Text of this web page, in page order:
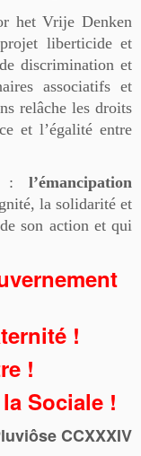
het Vrije Denken
liberticide et
discrimination et
associatifs et
relâche les droits
et l’égalité entre
: l’émancipation
la solidarité et
son action et qui
!
!
Sociale !
CCXXXIV